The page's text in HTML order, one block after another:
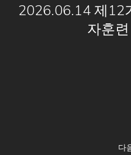
2026.06.14 제12
자훈
다